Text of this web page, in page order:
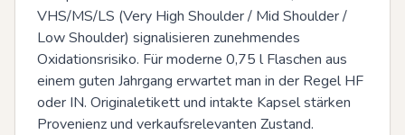
VHS/MS/LS (Very High Shoulder / Mid Shoulder /
Low Shoulder) signalisieren zunehmendes
Oxidationsrisiko. Für moderne 0,75 l Flaschen aus
einem guten Jahrgang erwartet man in der Regel HF
oder IN. Originaletikett und intakte Kapsel stärken
Provenienz und verkaufsrelevanten Zustand.